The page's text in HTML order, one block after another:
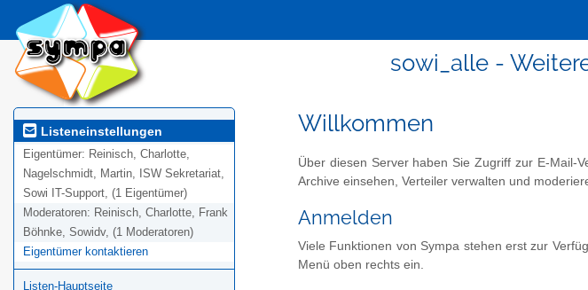
sowi_alle -
Listeneinstellungen
Eigentümer: Reinisch, Charlotte,
Nagelschmidt, Martin, ISW Sekretariat,
Sowi IT-Support, (1 Eigentümer)
Moderatoren: Reinisch, Charlotte, Frank
Böhnke, Sowidv, (1 Moderatoren)
Eigentümer kontaktieren
Listen-Hauptseite
Willkommen
Über diesen Server haben Sie Zugriff zur E-Mail-
Archive einsehen, Verteiler verwalten und
Anmelden
Viele Funktionen von Sympa stehen erst zur
Menü oben rechts ein.